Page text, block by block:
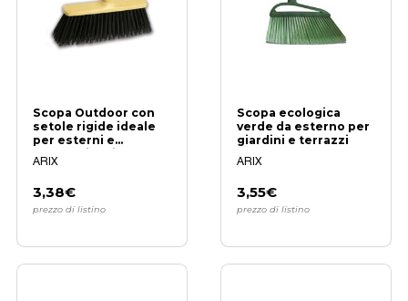
Scopa Outdoor con
setole rigide ideale
per esterni e
superfici ruvide
ARIX
3,38€
prezzo di listino
Scopa ecologica
verde da esterno per
giardini e terrazzi
ARIX
3,55€
prezzo di listino